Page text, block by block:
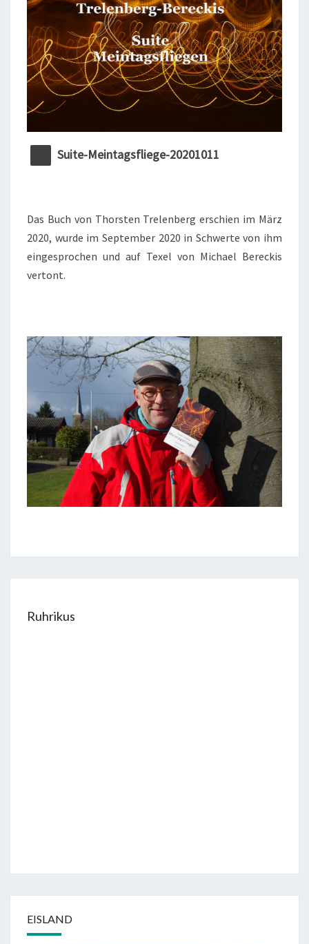
I
N
T
A
G
I
E
N
Suite-Meintagsfliege-20201011
Das Buch von Thorsten Trelenberg erschien im März
2020, wurde im September 2020 in Schwerte von ihm
eingesprochen und auf Texel von Michael Bereckis
vertont.
Ruhrikus
EISLAND